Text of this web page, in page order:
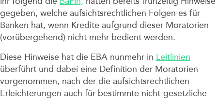
gegeben, welche aufsichtsrechtlichen Folgen es für
Banken hat, wenn Kredite aufgrund dieser Moratorien
(vorübergehend) nicht mehr bedient werden.
Diese Hinweise hat die EBA nunmehr in Leitlinien
überführt und dabei eine Definition der Moratorien
vorgenommen, nach der die aufsichtsrechtlichen
Erleichterungen auch für bestimmte nicht-gesetzliche